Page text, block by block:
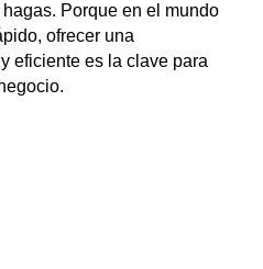
Porque en el mundo
ofrecer una
eficiente es la clave para